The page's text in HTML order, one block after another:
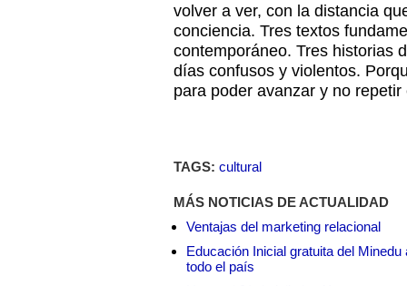
volver a ver, con la distancia
conciencia. Tres textos
contemporáneo. Tres historias
días confusos y violentos.
para poder avanzar y no repetir
TAGS: cultural
MÁS NOTICIAS DE ACTUALIDAD
Ventajas del marketing relacional
Educación Inicial gratuita del
todo el país